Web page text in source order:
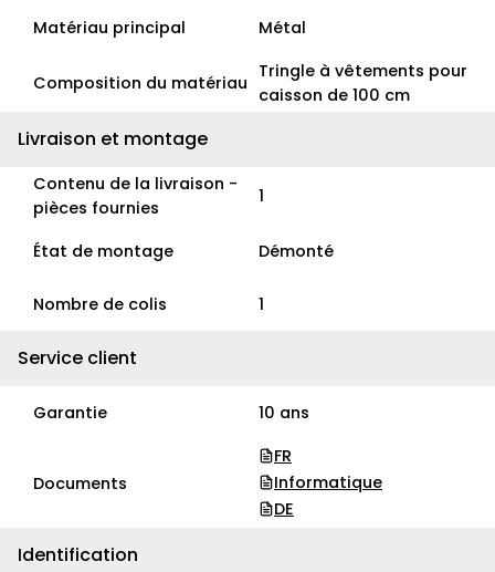
Matériau principal Métal
Composition du matériau
Tringle à vêtements pour
caisson de 100 cm
Livraison et montage
Contenu de la livraison -
pièces fournies
1
État de montage Démonté
Nombre de colis 1
Service client
Garantie 10 ans
Documents
FR
Informatique
DE
Identification